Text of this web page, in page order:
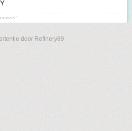
door Refinery89